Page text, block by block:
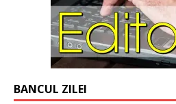
BANCUL ZILEI